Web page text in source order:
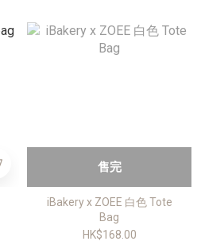
售完
iBakery x ZOEE 白色 Tote
Bag
HK$168.00